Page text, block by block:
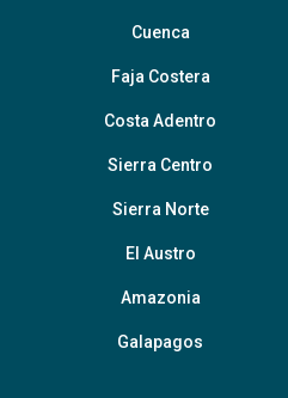
Cuenca
Faja Costera
Costa Adentro
Sierra Centro
Sierra Norte
El Austro
Amazonia
Galapagos